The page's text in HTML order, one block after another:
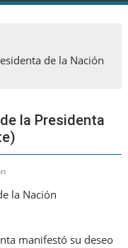
de la Nación
la Presidenta
la Nación
manifestó su deseo